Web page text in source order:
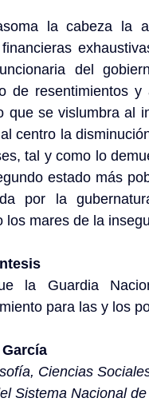
la cabeza la
del
de resentimientos
que se vislumbra al
centro la
tal y como lo
estado más
por la
los mares de la
la Guardia
para las y los
Ciencias
Sistema Nacional